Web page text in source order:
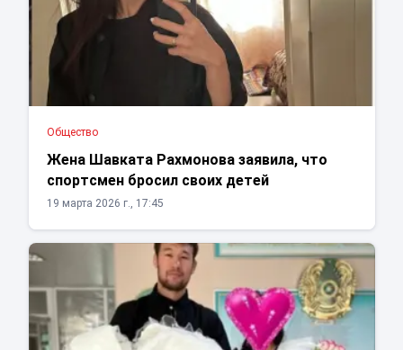
Общество
Жена Шавката Рахмонова заявила, что
спортсмен бросил своих детей
19 марта 2026 г., 17:45